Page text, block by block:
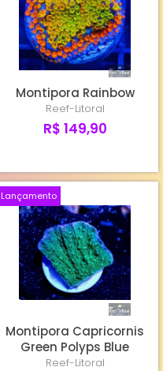
Montipora Rainbow
Reef-Litoral
R$ 149,90
Lançamento
Montipora Capricornis
Green Polyps Blue
Reef-Litoral